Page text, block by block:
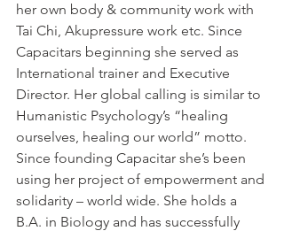
her own body & community work with
Tai Chi, Akupressure work etc. Since
Capacitars beginning she served as
International trainer and Executive
Director. Her global calling is similar to
Humanistic Psychology’s “healing
ourselves, healing our world” motto.
Since founding Capacitar she’s been
using her project of empowerment and
solidarity – world wide. She holds a
B.A. in Biology and has successfully